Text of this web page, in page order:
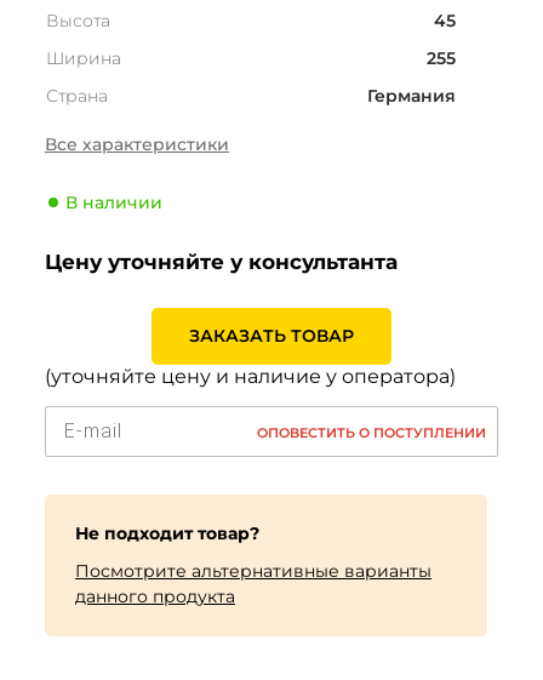
Высота
45
Ширина
255
Страна
Германия
Сезонность
средства
Индекс скорости
Y (300 км/ч)
Индекс нагрузки
103 (875кг)
Все характеристики
В наличии
Цену уточняйте у консультанта
ЗАКАЗАТЬ ТОВАР
(уточняйте цену и наличие у оператора)
ОПОВЕСТИТЬ О ПОСТУПЛЕНИИ
Не подходит товар?
Посмотрите альтернативные варианты
данного продукта